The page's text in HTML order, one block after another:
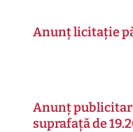
Anunț licitație
Anunț
suprafață de